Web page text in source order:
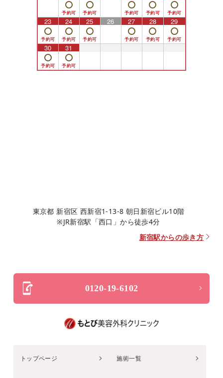
23 24 25 26 27 28 29
30 31
東京都 新宿区 西新宿1-13-8 朝日新宿ビル10階
※JR新宿駅「西口」から徒歩4分
新宿駅からの歩き方
0120-19-6102
トップページ 施術一覧